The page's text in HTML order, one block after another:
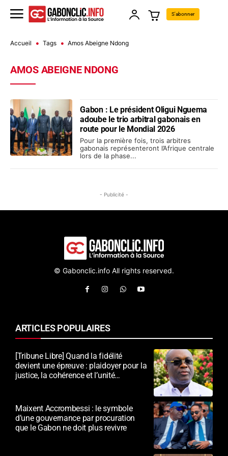
S'abonner
Accueil Tags Amos Abeigne Ndong
AMOS ABEIGNE NDONG
Gabon : Le président Oligui Nguema
adoube le trio arbitral gabonais en
route pour le Mondial 2026
Pour la première fois, trois arbitres
gabonais représenteront l’Afrique centrale
lors de la phase...
- Publicité -
© Gabonclic.info All rights reserved.
ARTICLES POPULAIRES
[Tribune Libre] Quand la fidélité
devient une épreuve : plaidoyer pour la
justice, la cohérence et l’unité
Maixent Accrombessi : le symbole
d’une gouvernance par procuration
que le Gabon ne doit plus revivre